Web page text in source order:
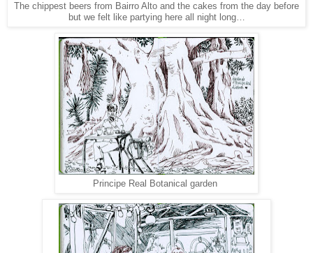
The chippest beers from Bairro Alto and the cakes from the day before
but we felt like partying here all night long…
Principe Real Botanical garden